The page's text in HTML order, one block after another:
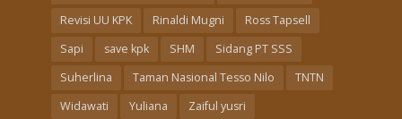
Revisi UU KPK
Rinaldi Mugni
Ross Tapsell
Sapi
save kpk SHM
Sidang PT SSS
Suherlina
Taman Nasional Tesso Nilo
TNTN
Widawati
Yuliana Zaiful yusri